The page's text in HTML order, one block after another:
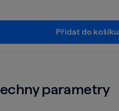
Přidat do košíku
parametry